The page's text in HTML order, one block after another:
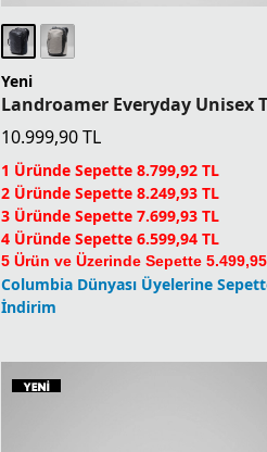
Yeni
10.999,90TL
1 Üründe Sepette 8.799,92 TL
2 Üründe Sepette 8.249,93 TL
3 Üründe Sepette 7.699,93 TL
4 Üründe Sepette 6.599,94 TL
5 Ürün ve Üzerinde Sepette
Columbia Dünyası Üyelerine
İndirim